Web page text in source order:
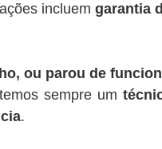
incluem garantia
ou parou de
sempre um
.